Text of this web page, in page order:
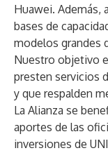
Huawei. Además,
bases de
modelos grandes
Nuestro objetivo
presten servicios
y que respalden
La Alianza se
aportes de las
inversiones de